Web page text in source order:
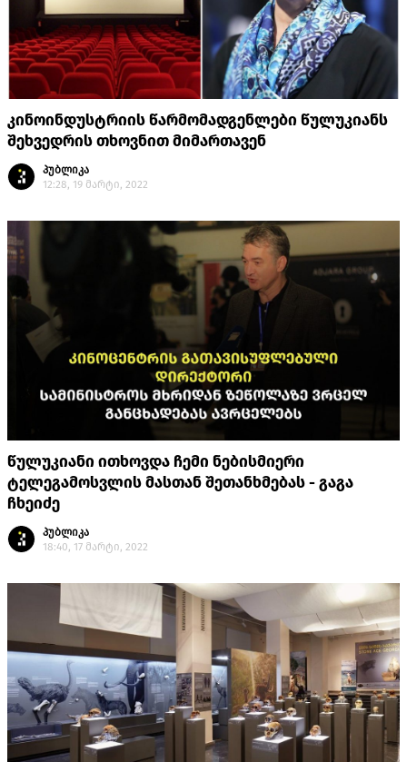
კინოინდუსტრიის წარმომადგენლები წულუკიანს
შეხვედრის თხოვნით მიმართავენ
პუბლიკა
12:28, 19 მარტი, 2022
წულუკიანი ითხოვდა ჩემი ნებისმიერი
ტელეგამოსვლის მასთან შეთანხმებას - გაგა
ჩხეიძე
პუბლიკა
18:40, 17 მარტი, 2022